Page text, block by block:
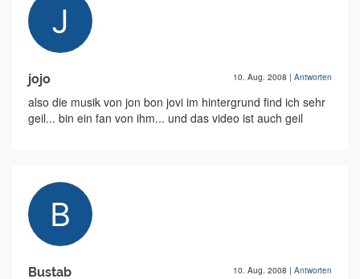
jojo 10. Aug. 2008 | Antworten
also die musik von jon bon jovi im hintergrund find ich sehr
geil... bin ein fan von ihm... und das video ist auch geil
Bustab 10. Aug. 2008 | Antworten